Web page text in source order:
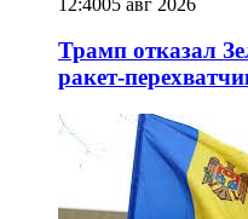
Трамп отказал
ракет-